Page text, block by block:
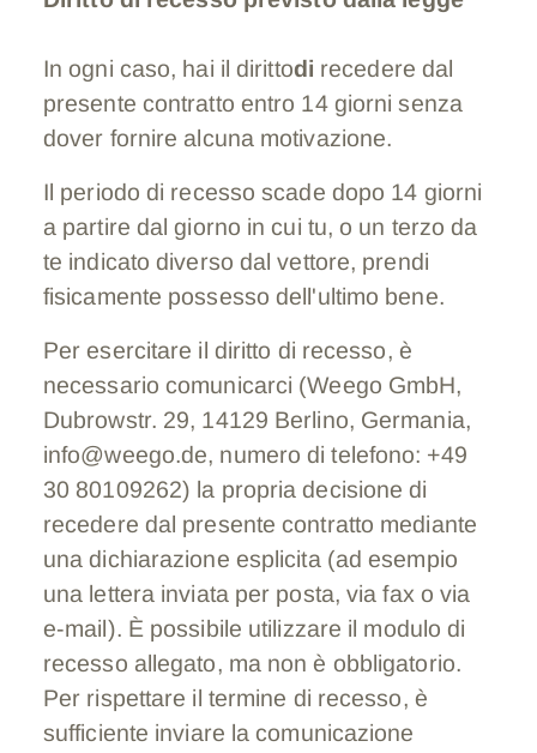
In ogni caso, hai il dirittodi recedere dal
presente contratto entro 14 giorni senza
dover fornire alcuna motivazione.
Il periodo di recesso scade dopo 14 giorni
a partire dal giorno in cui tu, o un terzo da
te indicato diverso dal vettore, prendi
fisicamente possesso dell'ultimo bene.
Per esercitare il diritto di recesso, è
necessario comunicarci (Weego GmbH,
Dubrowstr. 29, 14129 Berlino, Germania,
info@weego.de, numero di telefono: +49
30 80109262) la propria decisione di
recedere dal presente contratto mediante
una dichiarazione esplicita (ad esempio
una lettera inviata per posta, via fax o via
e-mail). È possibile utilizzare il modulo di
recesso allegato, ma non è obbligatorio.
Per rispettare il termine di recesso, è
sufficiente inviare la comunicazione